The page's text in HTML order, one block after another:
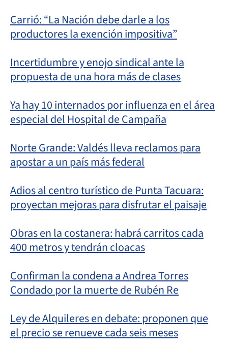
Carrió: “La Nación debe darle a los
productores la exención impositiva”
Incertidumbre y enojo sindical ante la
propuesta de una hora más de clases
Ya hay 10 internados por influenza en el área
especial del Hospital de Campaña
Norte Grande: Valdés lleva reclamos para
apostar a un país más federal
Adios al centro turístico de Punta Tacuara:
proyectan mejoras para disfrutar el paisaje
Obras en la costanera: habrá carritos cada
400 metros y tendrán cloacas
Confirman la condena a Andrea Torres
Condado por la muerte de Rubén Re
Ley de Alquileres en debate: proponen que
el precio se renueve cada seis meses